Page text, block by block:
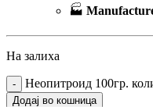
🏭
На залиха
Неопитроид 100гр.
Додај во кошница